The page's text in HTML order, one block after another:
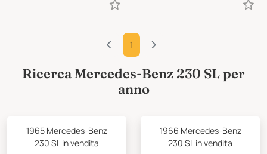
1
Ricerca Mercedes-Benz 230 SL per
anno
1965 Mercedes-Benz
230 SL in vendita
1966 Mercedes-Benz
230 SL in vendita